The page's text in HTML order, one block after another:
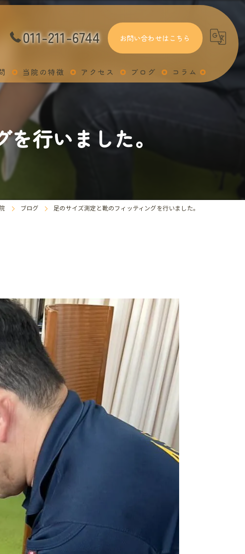
011-211-6744 お問い合わせはこちら
当院の特徴
関節トレーニング
足
姿勢
アクセス ブログ コラム
行いました。
ブログ 足のサイズ測定と靴のフィッティングを行いました。